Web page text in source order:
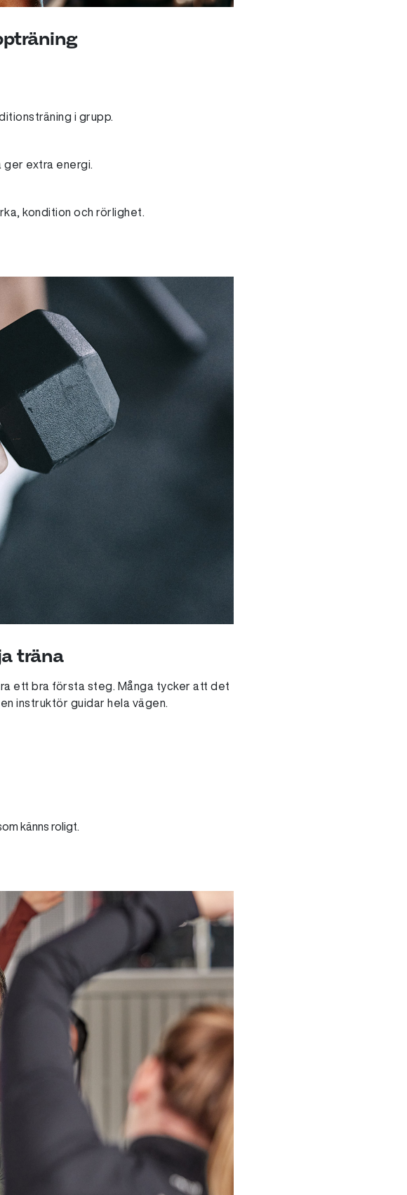
i grupp.
ger extra energi.
kondition och rörlighet.
träna
ett bra första steg. Många tycker att det
instruktör guidar hela vägen.
känns roligt.